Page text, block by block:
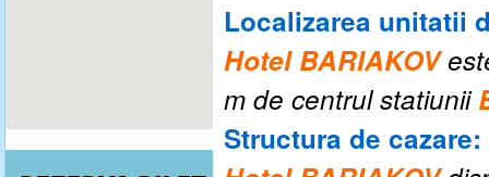
Localizarea unitatii
Hotel BARIAKOV
m de centrul statiunii
Structura de cazare: